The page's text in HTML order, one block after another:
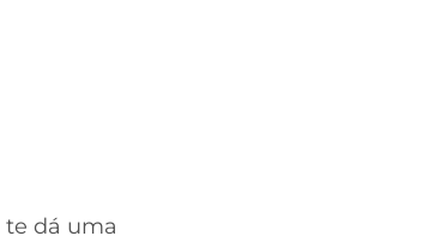
te dá uma